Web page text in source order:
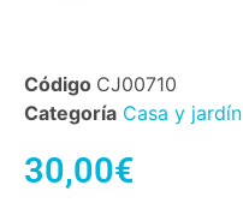
Código CJ00710
Categoría Casa y jardín
30,00€